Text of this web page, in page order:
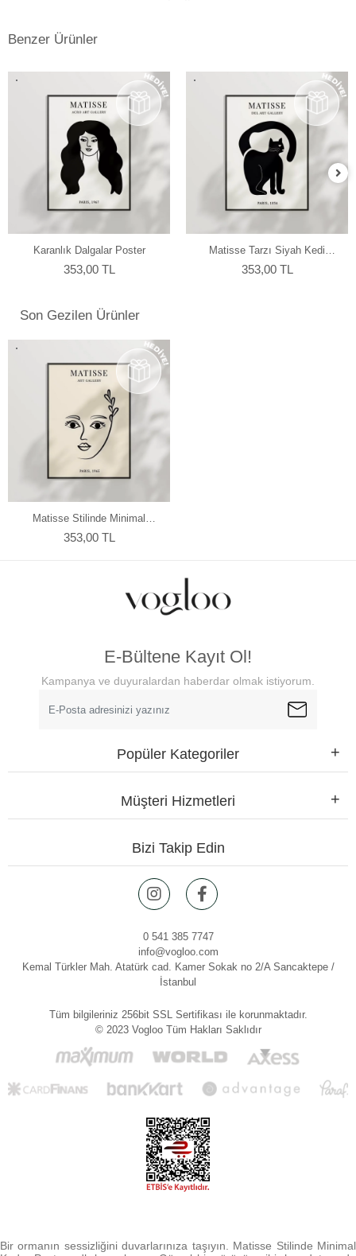
istenilen baskı sonuçların alınmasında en önemli konu, ekran renk
kalibrasyonunun tam ve doğru bir şekilde yapılmış olmasına
bağlıdır. Bu da profesyonel monitör kullanımını gerektirmektedir.
Kullanmış olduğumuz Eizo monitörlerde düzenli aralıklarla renk
kalibrasyonu yapılmakta ve ekrandaki fotoğraf renkleri baskıda en
doğru şekilde çıkmaktadır. Ayrıca kullandığımız tüm kağıtlarımız için
en hassas ve eşsiz renk profillerini atölyemizde kendimiz
yapmaktayız.
Benzer Ürünler
Karanlık Dalgalar Poster
353,00 TL
Matisse Tarzı Siyah Kedi
Poster
353,00 TL
Son Gezilen Ürünler
Matisse Stilinde Minimal
Kadın Poster
353,00 TL
E-Bültene Kayıt Ol!
Kampanya ve duyuralardan haberdar olmak istiyorum.
Popüler Kategoriler
Müşteri Hizmetleri
Bizi Takip Edin
0 541 385 7747
info@vogloo.com
Kemal Türkler Mah. Atatürk cad. Kamer Sokak no 2/A Sancaktepe /
İstanbul
Tüm bilgileriniz 256bit SSL Sertifikası ile korunmaktadır.
© 2023 Vogloo Tüm Hakları Saklıdır
Bir ormanın sessizliğini duvarlarınıza taşıyın. Matisse Stilinde Minimal